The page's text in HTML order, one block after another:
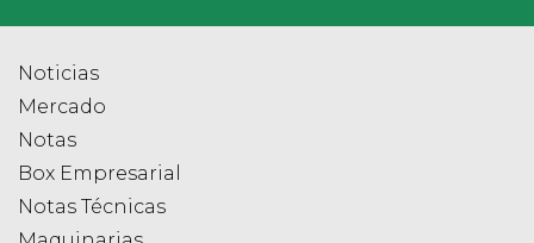
Noticias
Mercado
Notas
Box Empresarial
Notas Técnicas